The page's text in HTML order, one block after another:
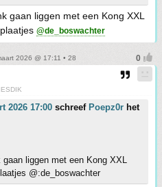
gaan liggen met een Kong XXL
@de_boswachter
2026 @ 17:11 • 28
2026 17:00 schreef Poepz0r het
liggen met een Kong XXL
@:de_boswachter